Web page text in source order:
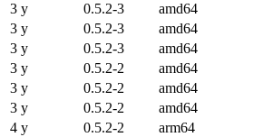
3 y
0.5.2-3 amd64
3 y
0.5.2-3 amd64
3 y
0.5.2-3 amd64
3 y
0.5.2-2 amd64
3 y
0.5.2-2 amd64
3 y
0.5.2-2 amd64
4 y
0.5.2-2 arm64